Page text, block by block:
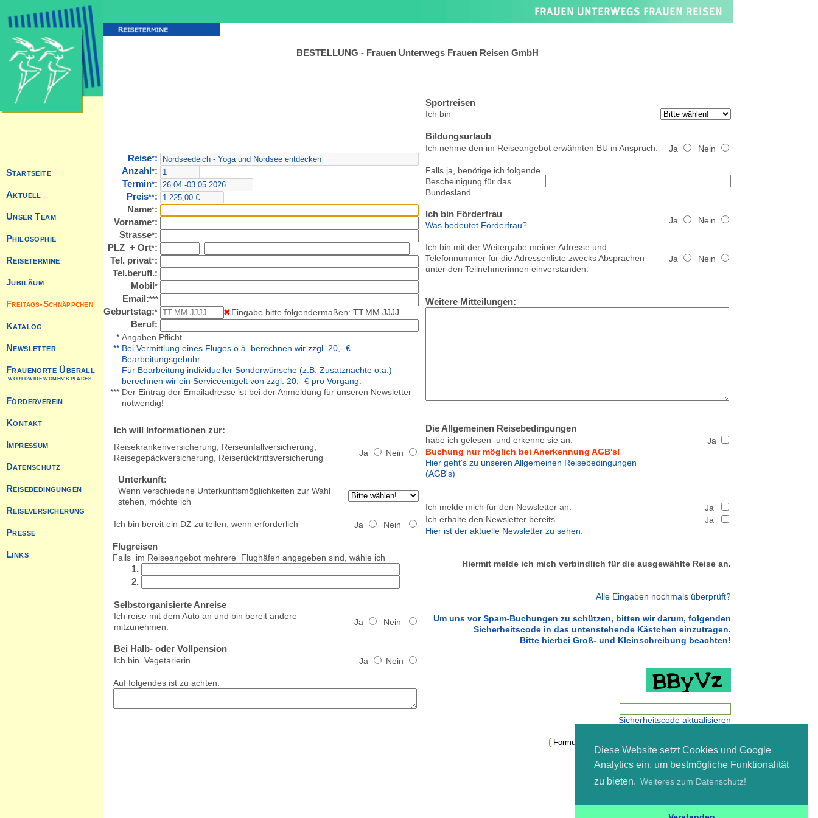
Diese Website setzt Cookies und Google
Analytics ein, um bestmögliche Funktionalität
zu bieten. Weiteres zum Datenschutz!
BESTELLUNG - Frauen Unterwegs Frauen Reisen GmbH
Reise*:
Anzahl *:
Termin*:
Preis**:
Name*:
Vorname*:
Strasse*:
PLZ + Ort*:
Tel. privat*:
Tel.berufl.:
Mobil *
Email:***
Geburtstag:*
Eingabe bitte folgendermaßen: TT.MM.JJJJ
Beruf:
* Angaben Pflicht.
** Bei Vermittlung eines Fluges o.ä. berechnen wir zzgl. 20,- €
Bearbeitungsgebühr.
Für Bearbeitung individueller Sonderwünsche (z.B. Zusatznächte o.ä.)
berechnen wir ein Serviceentgelt von zzgl. 20,- € pro Vorgang.
*** Der Eintrag der Emailadresse ist bei der Anmeldung für unseren Newsletter
notwendig!
Ich will Informationen zur:
Reisekrankenversicherung, Reiseunfallversicherung,
Reisegepäckversicherung, Reiserücktrittsversicherung
Ja Nein
Unterkunft:
Wenn verschiedene Unterkunftsmöglichkeiten zur Wahl
stehen, möchte ich
Ich bin bereit ein DZ zu teilen, wenn erforderlich Ja Nein
Flugreisen
Falls im Reiseangebot mehrere Flughäfen angegeben sind, wähle ich
1.
2.
Selbstorganisierte Anreise
Ich reise mit dem Auto an und bin bereit andere
mitzunehmen.
Ja Nein
Bei Halb- oder Vollpension
Ich bin Vegetarierin
Ja Nein
Auf folgendes ist zu achten:
Sportreisen
Ich bin
Bildungsurlaub
Ich nehme den im Reiseangebot erwähnten BU in Anspruch.
Ja Nein
Falls ja, benötige ich folgende
Bescheinigung für das
Bundesland
Ich bin Förderfrau
Was bedeutet Förderfrau?
Ja Nein
Ich bin mit der Weitergabe meiner Adresse und
Telefonnummer für die Adressenliste zwecks Absprachen
unter den Teilnehmerinnen einverstanden.
Ja Nein
Weitere Mitteilungen:
Die Allgemeinen Reisebedingungen
habe ich gelesen und erkenne sie an.
Ja
Buchung nur möglich bei Anerkennung AGB's!
Hier geht's zu unseren Allgemeinen Reisebedingungen
(AGB's)
Ich melde mich für den Newsletter an.
Ja
Ich erhalte den Newsletter bereits.
Ja
Hier ist der aktuelle Newsletter zu sehen.
Hiermit melde ich mich verbindlich für die ausgewählte Reise an.
Alle Eingaben nochmals überprüft?
Um uns vor Spam-Buchungen zu schützen, bitten wir darum, folgenden
Sicherheitscode in das untenstehende Kästchen einzutragen.
Bitte hierbei Groß- und Kleinschreibung beachten!
Sicherheitscode aktualisieren
Datenschutz